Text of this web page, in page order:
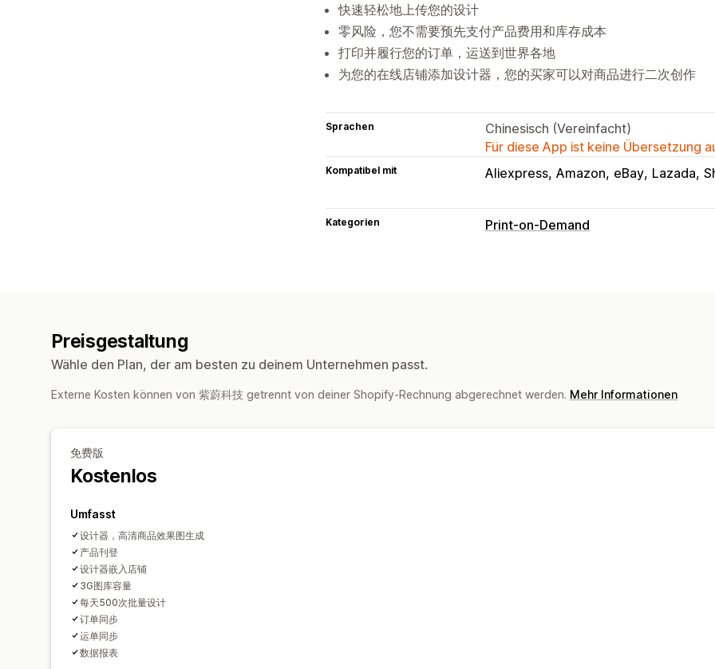
快速轻松地上传您的设计
零风险，您不需要预先支付产品费用和库存成本
打印并履行您的订单，运送到世界各地
为您的在线店铺添加设计器，您的买家可以对商品进行二次创作
Sprachen
Chinesisch (Vereinfacht)
Für diese App ist keine Übersetzung
Kompatibel mit Aliexpress Amazon eBay Lazada
Kategorien Print-on-Demand
Umweltfreundlich
Preisgestaltung
Wähle den Plan, der am besten zu deinem Unternehmen passt.
Externe Kosten können von 紫蔚科技 getrennt von deiner Shopify-Rechnung abgerechnet werden. Mehr Informationen
免费版
Kostenlos
Umfasst
设计器，高清商品效果图生成
产品刊登
设计器嵌入店铺
3G图库容量
每天500次批量设计
订单同步
运单同步
数据报表